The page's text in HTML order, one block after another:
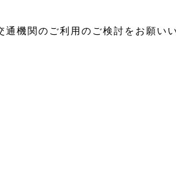
機関のご利用のご検討をお願い